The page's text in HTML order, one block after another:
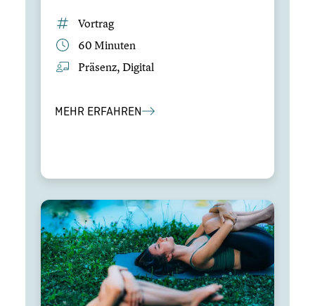
Vortrag
60 Minuten
Präsenz, Digital
MEHR ERFAHREN